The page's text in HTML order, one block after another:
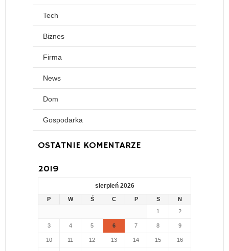
Tech
Biznes
Firma
News
Dom
Gospodarka
OSTATNIE KOMENTARZE
2019
sierpień 2026
P W Ś C P S
N
1
2
3 4 5 6 7 8 9
10 11 12 13 14 15 16